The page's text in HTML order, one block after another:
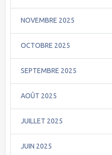
NOVEMBRE 2025
OCTOBRE 2025
SEPTEMBRE 2025
AOÛT 2025
JUILLET 2025
JUIN 2025